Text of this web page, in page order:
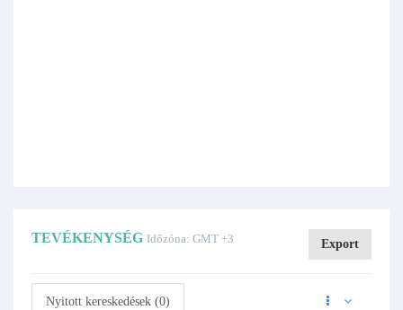
TEVÉKENYSÉG Időzóna: GMT +3 Export
Nyitott kereskedések (0)